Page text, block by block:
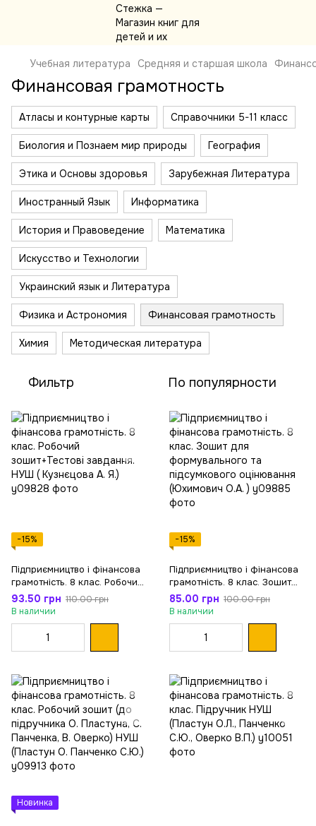
Учебная литература Средняя и старшая школа
Финансовая грамотность
Атласы и контурные карты Справочники 5-11 класс
Биология и Познаем мир природы География
Этика и Основы здоровья Зарубежная Литература
Иностранный Язык Информатика
История и Правоведение Математика
Искусство и Технологии
Украинский язык и Литература
Физика и Астрономия Финансовая грамотность
Химия Методическая литература
Фильтр По популярности
−15%
Підприємництво і фінансова
грамотність. 8 клас. Робочий
зошит+Тестові завдання.
НУШ ( Кузнєцова А. Я.)
93.50 грн 110.00 грн
В наличии
−15%
Підприємництво і фінансова
грамотність. 8 клас. Зошит
для формувального та
підсумкового оцінювання
85.00 грн 100.00 грн
В наличии
Новинка